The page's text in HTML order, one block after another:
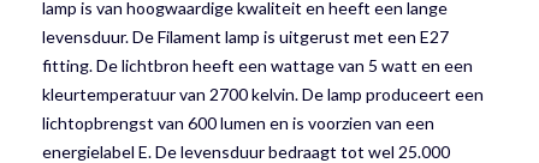
lamp is van hoogwaardige kwaliteit en heeft een lange
levensduur. De Filament lamp is uitgerust met een E27
fitting. De lichtbron heeft een wattage van 5 watt en een
kleurtemperatuur van 2700 kelvin. De lamp produceert een
lichtopbrengst van 600 lumen en is voorzien van een
energielabel E. De levensduur bedraagt tot wel 25.000